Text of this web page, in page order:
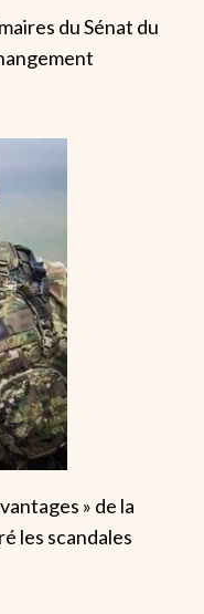
du Sénat du
» de la
les scandales